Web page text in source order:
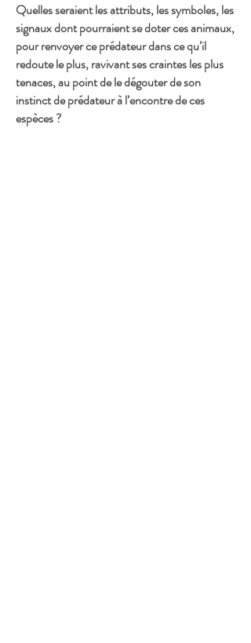
Quelles seraient les attributs, les symboles, les
signaux dont pourraient se doter ces animaux,
pour renvoyer ce prédateur dans ce qu’il
redoute le plus, ravivant ses craintes les plus
tenaces, au point de le dégouter de son
instinct de prédateur à l’encontre de ces
espèces ?